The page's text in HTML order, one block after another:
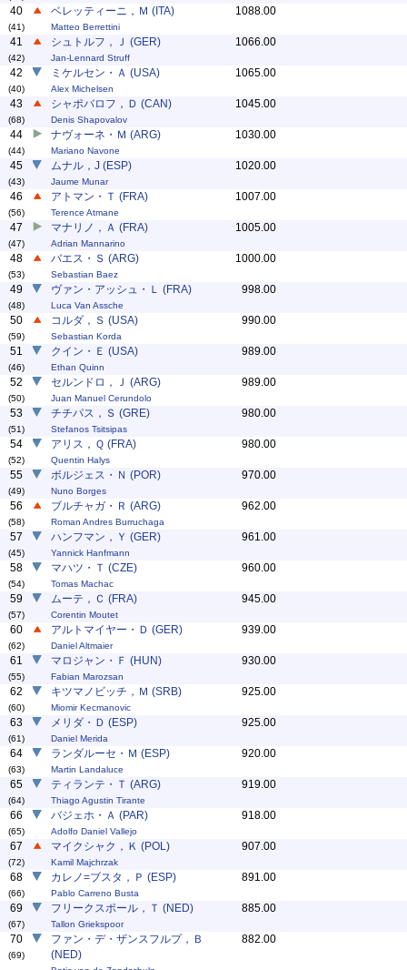
40
(41)
ベレッティーニ，Ｍ (ITA)
Matteo Berrettini
1088.00
41
(42)
シュトルフ，Ｊ (GER)
Jan-Lennard Struff
1066.00
42
(40)
ミケルセン・Ａ (USA)
Alex Michelsen
1065.00
43
(68)
シャポバロフ，Ｄ (CAN)
Denis Shapovalov
1045.00
44
(44)
ナヴォーネ・Ｍ (ARG)
Mariano Navone
1030.00
45
(43)
ムナル，J (ESP)
Jaume Munar
1020.00
46
(56)
アトマン・Ｔ (FRA)
Terence Atmane
1007.00
47
(47)
マナリノ，Ａ (FRA)
Adrian Mannarino
1005.00
48
(53)
バエス・Ｓ (ARG)
Sebastian Baez
1000.00
49
(48)
ヴァン・アッシュ・Ｌ (FRA)
Luca Van Assche
998.00
50
(59)
コルダ，Ｓ (USA)
Sebastian Korda
990.00
51
(46)
クイン・Ｅ (USA)
Ethan Quinn
989.00
52
(50)
セルンドロ，Ｊ (ARG)
Juan Manuel Cerundolo
989.00
53
(51)
チチパス，Ｓ (GRE)
Stefanos Tsitsipas
980.00
54
(52)
アリス，Ｑ (FRA)
Quentin Halys
980.00
55
(49)
ボルジェス・Ｎ (POR)
Nuno Borges
970.00
56
(58)
ブルチャガ・Ｒ (ARG)
Roman Andres Burruchaga
962.00
57
(45)
ハンフマン，Ｙ (GER)
Yannick Hanfmann
961.00
58
(54)
マハツ・Ｔ (CZE)
Tomas Machac
960.00
59
(57)
ムーテ，Ｃ (FRA)
Corentin Moutet
945.00
60
(62)
アルトマイヤー・Ｄ (GER)
Daniel Altmaier
939.00
61
(55)
マロジャン・Ｆ (HUN)
Fabian Marozsan
930.00
62
(60)
キツマノビッチ，Ｍ (SRB)
Miomir Kecmanovic
925.00
63
(61)
メリダ・Ｄ (ESP)
Daniel Merida
925.00
64
(63)
ランダルーセ・Ｍ (ESP)
Martin Landaluce
920.00
65
(64)
ティランテ・Ｔ (ARG)
Thiago Agustin Tirante
919.00
66
(65)
バジェホ・Ａ (PAR)
Adolfo Daniel Vallejo
918.00
67
(72)
マイクシャク，Ｋ (POL)
Kamil Majchrzak
907.00
68
(66)
カレノ=ブスタ，Ｐ (ESP)
Pablo Carreno Busta
891.00
69
(67)
フリークスポール，Ｔ (NED)
Tallon Griekspoor
885.00
70
(69)
ファン・デ・ザンスフルプ，Ｂ
(NED)
882.00